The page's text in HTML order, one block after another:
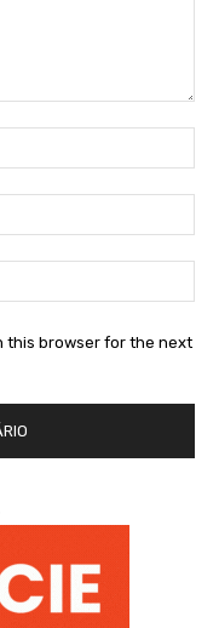
this browser for the next